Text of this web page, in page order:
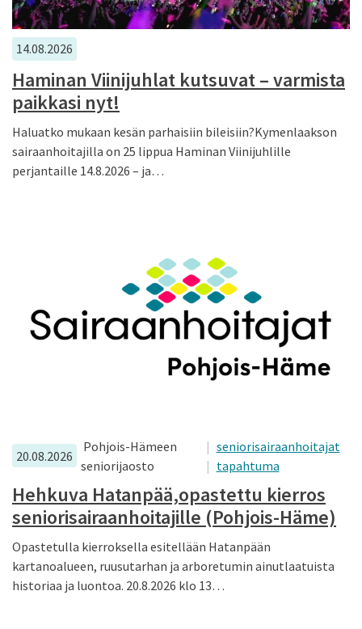
14.08.2026
Haminan Viinijuhlat kutsuvat – varmista
paikkasi nyt!
Haluatko mukaan kesän parhaisiin bileisiin?Kymenlaakson
sairaanhoitajilla on 25 lippua Haminan Viinijuhlille
perjantaille 14.8.2026 – ja…
20.08.2026
Pohjois-Hämeen
seniorijaosto
seniorisairaanhoitajat
tapahtuma
Hehkuva Hatanpää,opastettu kierros
seniorisairaanhoitajille (Pohjois-Häme)
Opastetulla kierroksella esitellään Hatanpään
kartanoalueen, ruusutarhan ja arboretumin ainutlaatuista
historiaa ja luontoa. 20.8.2026 klo 13…